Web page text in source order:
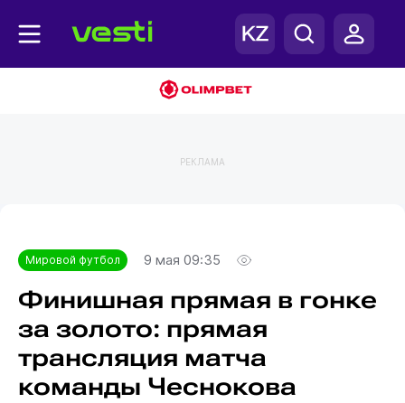
РЕКЛАМА
Мировой футбол 9 мая 09:35
Финишная прямая в гонке
за золото: прямая
трансляция матча
команды Чеснокова